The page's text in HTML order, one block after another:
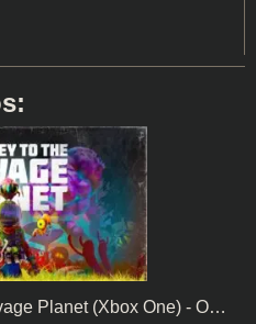
Planet (Xbox One) - O…